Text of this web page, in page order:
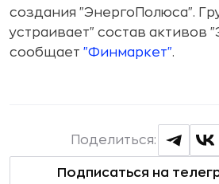
создания "ЭнергоПолюса".
устраивает" состав активов
сообщает "Финмаркет".
Подписаться на
Поделиться: